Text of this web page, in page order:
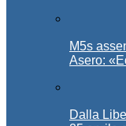
M5s
Asero:
Dalla